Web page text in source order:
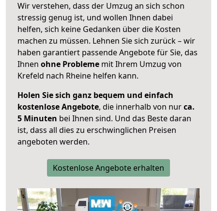
Wir verstehen, dass der Umzug an sich schon
stressig genug ist, und wollen Ihnen dabei
helfen, sich keine Gedanken über die Kosten
machen zu müssen. Lehnen Sie sich zurück – wir
haben garantiert passende Angebote für Sie, das
Ihnen ohne Probleme mit Ihrem Umzug von
Krefeld nach Rheine helfen kann.
Holen Sie sich ganz bequem und einfach
kostenlose Angebote, die innerhalb von nurca.
5 Minuten bei Ihnen sind. Und das Beste daran
ist, dass all dies zu erschwinglichen Preisen
angeboten werden.
Kostenlose Angebote erhalten